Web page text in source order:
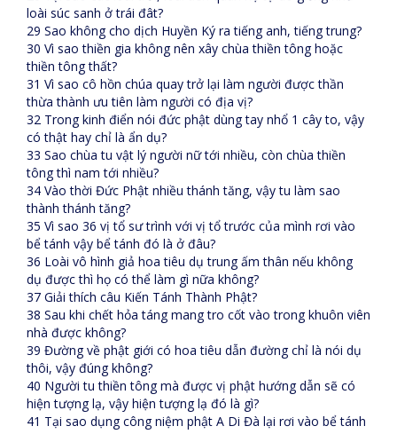
loài súc sanh ở trái đât?
29 Sao không cho dịch Huyền Ký ra tiếng anh, tiếng trung?
30 Vì sao thiền gia không nên xây chùa thiền tông hoặc
thiền tông thất?
31 Vì sao cô hồn chúa quay trở lại làm người được thần
thừa thành ưu tiên làm người có địa vị?
32 Trong kinh điển nói đức phật dùng tay nhổ 1 cây to, vậy
có thật hay chỉ là ẩn dụ?
33 Sao chùa tu vật lý người nữ tới nhiều, còn chùa thiền
tông thì nam tới nhiều?
34 Vào thời Đức Phật nhiều thánh tăng, vậy tu làm sao
thành thánh tăng?
35 Vì sao 36 vị tổ sư trình với vị tổ trước của mình rơi vào
bể tánh vậy bể tánh đó là ở đâu?
36 Loài vô hình giả hoa tiêu dụ trung ấm thân nếu không
dụ được thì họ có thể làm gì nữa không?
37 Giải thích câu Kiến Tánh Thành Phật?
38 Sau khi chết hỏa táng mang tro cốt vào trong khuôn viên
nhà được không?
39 Đường về phật giới có hoa tiêu dẫn đường chỉ là nói dụ
thôi, vậy đúng không?
40 Người tu thiền tông mà được vị phật hướng dẫn sẽ có
hiện tượng lạ, vậy hiện tượng lạ đó là gì?
41 Tại sao dụng công niệm phật A Di Đà lại rơi vào bể tánh